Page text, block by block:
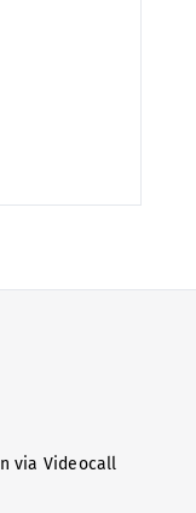
via Videocall